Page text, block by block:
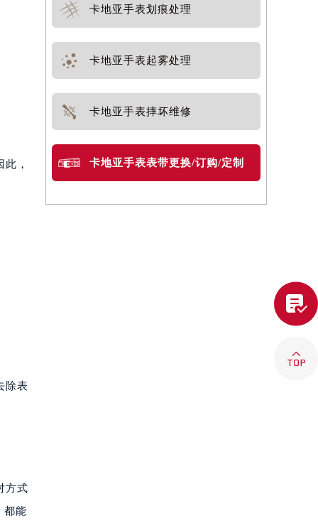
，
除表
方式
都能
卡地亚手表划痕处理
卡地亚手表起雾处理
卡地亚手表摔坏维修
卡地亚手表表带更换/订购/定制

